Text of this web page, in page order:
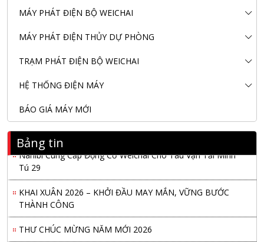
MÁY PHÁT ĐIỆN BỘ WEICHAI
MÁY PHÁT ĐIỆN THỦY DỰ PHÒNG
TRẠM PHÁT ĐIỆN BỘ WEICHAI
HỆ THỐNG ĐIỆN MÁY
BÁO GIÁ MÁY MỚI
Bảng tin
Nanibi Cung Cấp Động Cơ Weichai Cho Tàu Vận Tải Minh
Tú 29
KHAI XUÂN 2026 – KHỞI ĐẦU MAY MẮN, VỮNG BƯỚC
THÀNH CÔNG
THƯ CHÚC MỪNG NĂM MỚI 2026